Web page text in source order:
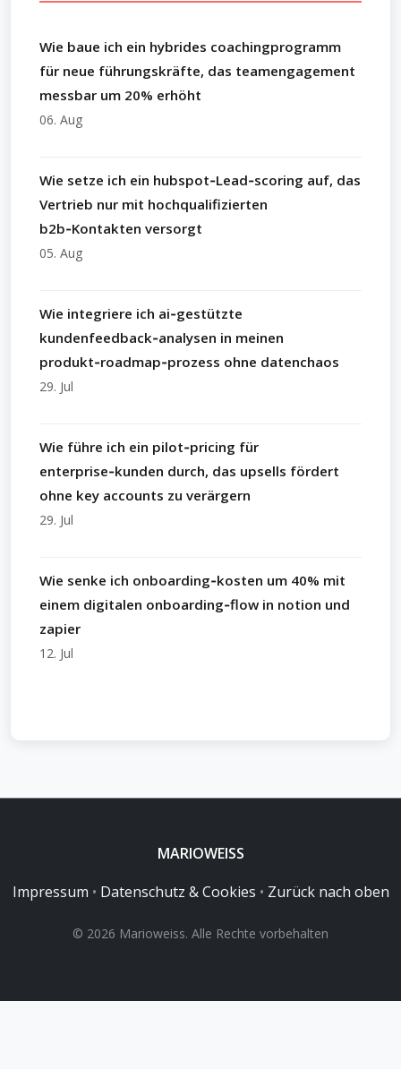
Wie baue ich ein hybrides coachingprogramm
für neue führungskräfte, das teamengagement
messbar um 20% erhöht
06. Aug
Wie setze ich ein hubspot‑Lead‑scoring auf, das
Vertrieb nur mit hochqualifizierten
b2b‑Kontakten versorgt
05. Aug
Wie integriere ich ai‑gestützte
kundenfeedback‑analysen in meinen
produkt‑roadmap‑prozess ohne datenchaos
29. Jul
Wie führe ich ein pilot‑pricing für
enterprise‑kunden durch, das upsells fördert
ohne key accounts zu verärgern
29. Jul
Wie senke ich onboarding‑kosten um 40% mit
einem digitalen onboarding‑flow in notion und
zapier
12. Jul
MARIOWEISS
Impressum • Datenschutz & Cookies • Zurück nach oben
© 2026 Marioweiss. Alle Rechte vorbehalten